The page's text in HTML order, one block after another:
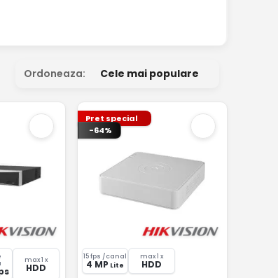
Ordoneaza: Cele mai populare
max 1 x
HDD
Pret special
-64%
15 fps /canal
4 MP Lite
max 1 x
HDD